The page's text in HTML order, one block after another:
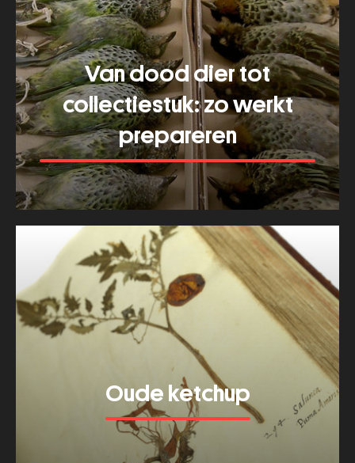
Van dood dier tot
collectiestuk: zo werkt
prepareren
Meer tonen about
dood
dier
collectiestuk:
prepareren
Oude ketchup
Meer tonen